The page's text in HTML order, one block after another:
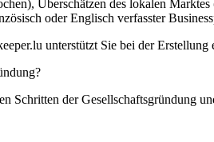
Überschätzen des lokalen
oder Englisch verfasster
unterstützt Sie bei der Erstellung
Schritten der Gesellschaftsgründung